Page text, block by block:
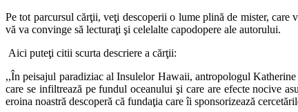
Pe tot parcursul cărţii, veţi descoperii o lume plină de mister,
vă va convinge să lecturaţi şi celelalte capodopere ale autorului.
Aici puteţi citii scurta descriere a cărţii:
,,În peisajul paradiziac al Insulelor Hawaii, antropologul Katherine
care se infiltrează pe fundul oceanului şi care are efecte nocive
eroina noastră descoperă că fundaţia care îi sponsorizează